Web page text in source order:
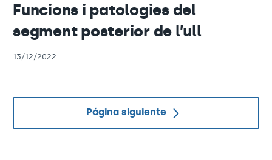
Funcions i patologies del
segment posterior de l’ull
13/12/2022
Página siguiente